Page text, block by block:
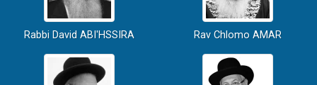
Rabbi David ABI'HSSIRA Rav Chlomo AMAR